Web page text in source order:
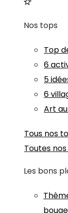
Nos tops
Top
6
5
6
Art
Tous nos
Toutes
Les bons